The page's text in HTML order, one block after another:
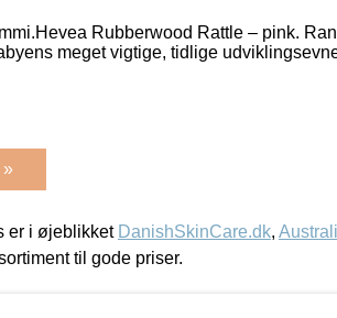
Rubberwood Rattle – pink.
meget vigtige, tidlige
»
er i øjeblikket DanishSkinCare.dk,
til gode priser.